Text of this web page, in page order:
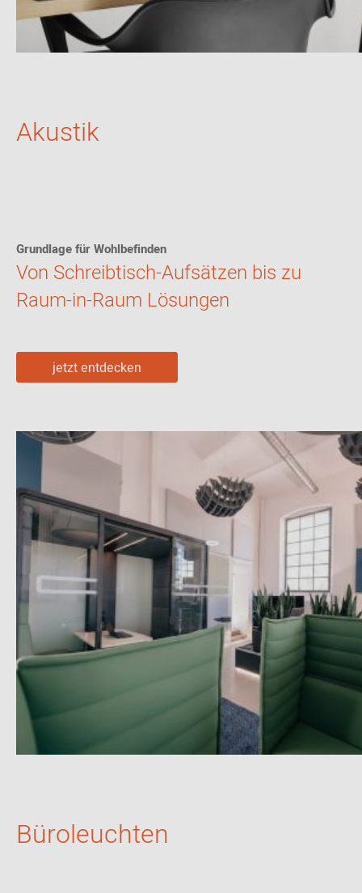
Akustik
Grundlage für Wohlbefinden
Von Schreibtisch-Aufsätzen bis zu
Raum-in-Raum Lösungen
jetzt entdecken
Büroleuchten